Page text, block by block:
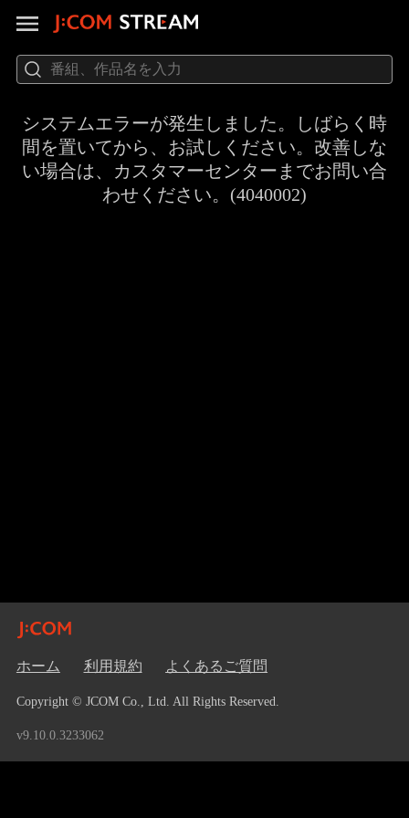
システムエラーが発生しました。しばらく時
間を置いてから、お試しください。改善しな
い場合は、カスタマーセンターまでお問い合
わせください。(4040002)
ホーム 利用規約 よくあるご質問
Copyright © JCOM Co., Ltd. All Rights Reserved.
v9.10.0.3233062